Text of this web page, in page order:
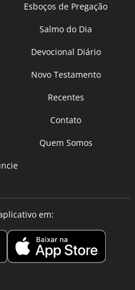
Esboços de Pregação
Salmo do Dia
Devocional Diário
Novo Testamento
Recentes
Contato
Quem Somos
em: